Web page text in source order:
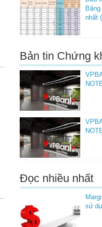
nhất
Bản tin Chứng
Đọc nhiều nhất
sử